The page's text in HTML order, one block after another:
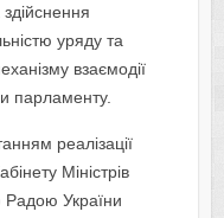
уряду та
взаємодії
парламенту.
реалізації
Міністрів
Радою України